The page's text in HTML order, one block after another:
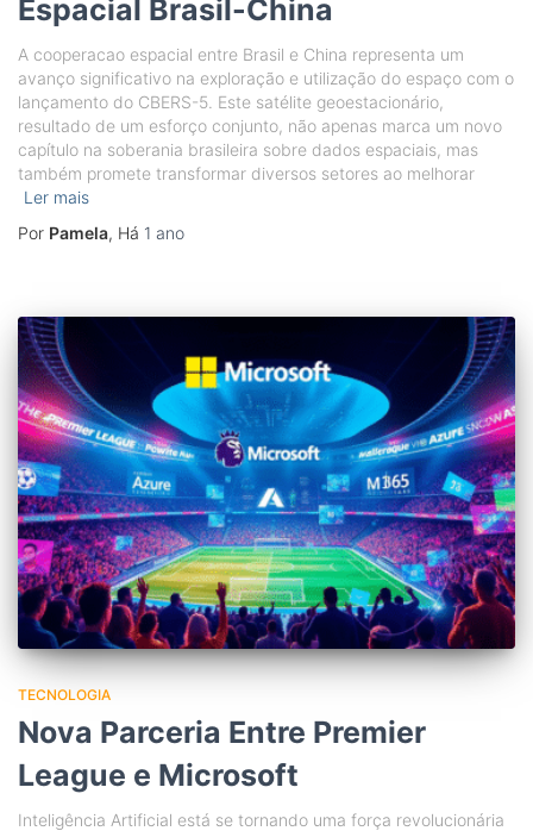
Espacial Brasil-China
A cooperacao espacial entre Brasil e China representa um
avanço significativo na exploração e utilização do espaço com o
lançamento do CBERS-5. Este satélite geoestacionário,
resultado de um esforço conjunto, não apenas marca um novo
capítulo na soberania brasileira sobre dados espaciais, mas
também promete transformar diversos setores ao melhorar
Ler mais
Por Pamela, Há 1 ano
TECNOLOGIA
Nova Parceria Entre Premier
League e Microsoft
Inteligência Artificial está se tornando uma força revolucionária